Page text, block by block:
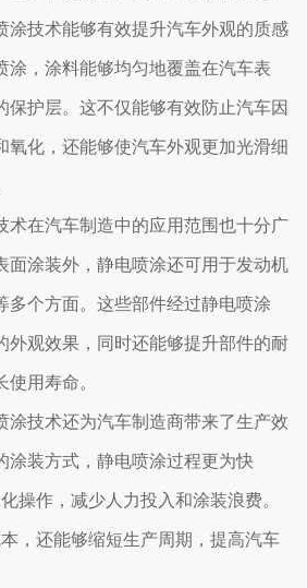
涂技术能够有效提升汽车外观的质感
涂，涂料能够均匀地覆盖在汽车表
保护层。这不仅能够有效防止汽车因
氧化，还能够使汽车外观更加光滑细
术在汽车制造中的应用范围也十分广
面涂装外，静电喷涂还可用于发动机
多个方面。这些部件经过静电喷涂
外观效果，同时还能够提升部件的耐
使用寿命。
涂技术还为汽车制造商带来了生产效
涂装方式，静电喷涂过程更为快
操作，减少人力投入和涂装浪费。
，还能够缩短生产周期，提高汽车